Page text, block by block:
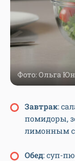
Фото: Ольга
Завтрак:
помидоры,
лимонным
Обед: суп-